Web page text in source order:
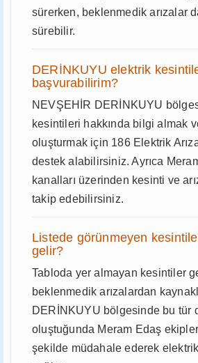
sürerken, beklenmedik arızalar
sürebilir.
DERİNKUYU elektrik
başvurabilirim?
NEVŞEHİR DERİNKUYU
kesintileri hakkında bilgi almak
oluşturmak için 186 Elektrik
destek alabilirsiniz. Ayrıca
kanalları üzerinden kesinti ve
takip edebilirsiniz.
Listede görünmeyen
gelir?
Tabloda yer almayan kesintiler
beklenmedik arızalardan
DERİNKUYU bölgesinde bu tür
oluştuğunda Meram Edaş
şekilde müdahale ederek elektrik